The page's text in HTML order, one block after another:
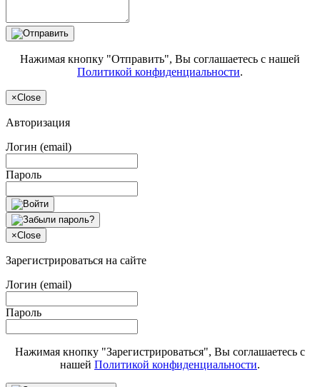
Нажимая кнопку "Отправить", Вы соглашаетесь с нашей
Политикой конфиденциальности.
×Close
Авторизация
Логин (email)
Пароль
×Close
Зарегистрироваться на сайте
Логин (email)
Пароль
Нажимая кнопку "Зарегистрироваться", Вы соглашаетесь с
нашей Политикой конфиденциальности.